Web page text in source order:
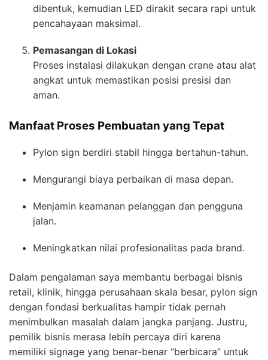
dibentuk, kemudian LED dirakit secara rapi untuk
pencahayaan maksimal.
Pemasangan di Lokasi
Proses instalasi dilakukan dengan crane atau alat
angkat untuk memastikan posisi presisi dan
aman.
Manfaat Proses Pembuatan yang Tepat
Pylon sign berdiri stabil hingga bertahun-tahun.
Mengurangi biaya perbaikan di masa depan.
Menjamin keamanan pelanggan dan pengguna
jalan.
Meningkatkan nilai profesionalitas pada brand.
Dalam pengalaman saya membantu berbagai bisnis
retail, klinik, hingga perusahaan skala besar, pylon sign
dengan fondasi berkualitas hampir tidak pernah
menimbulkan masalah dalam jangka panjang. Justru,
pemilik bisnis merasa lebih percaya diri karena
memiliki signage yang benar-benar “berbicara” untuk